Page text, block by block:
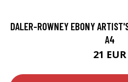
DALER-ROWNEY EBONY
A4
21 EUR